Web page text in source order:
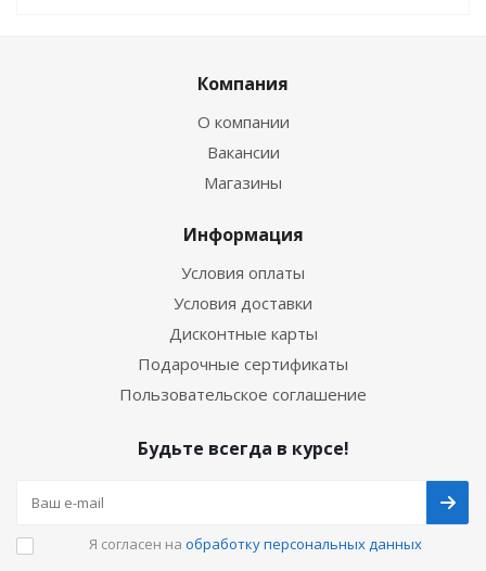
Компания
О компании
Вакансии
Магазины
Информация
Условия оплаты
Условия доставки
Дисконтные карты
Подарочные сертификаты
Пользовательское соглашение
Будьте всегда в курсе!
Я согласен на обработку персональных данных